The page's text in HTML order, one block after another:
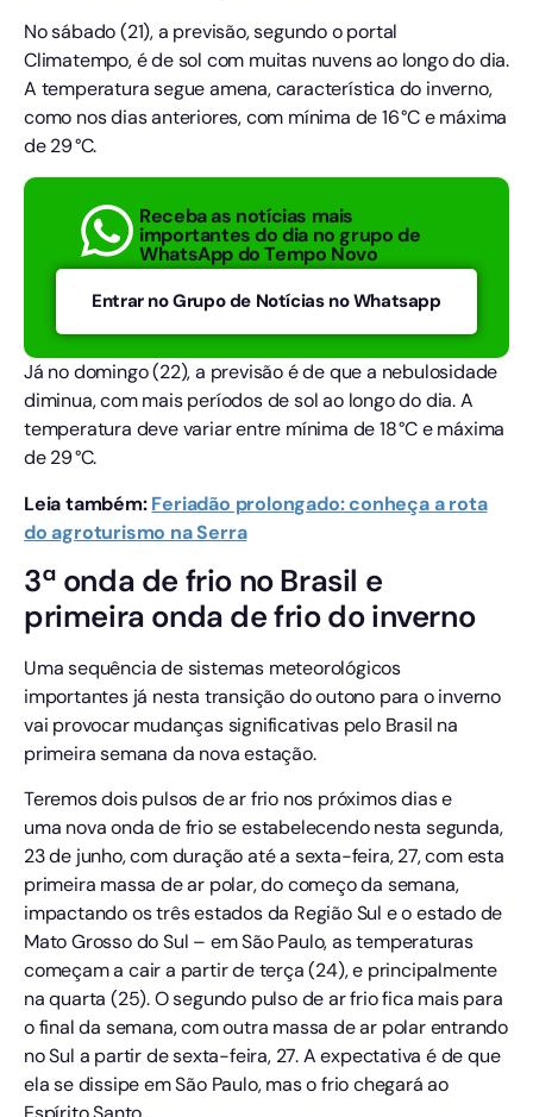
No sábado (21), a previsão, segundo o portal
Climatempo, é de sol com muitas nuvens ao longo do dia.
A temperatura segue amena, característica do inverno,
como nos dias anteriores, com mínima de 16 °C e máxima
de 29 °C.
Receba as notícias mais
importantes do dia no grupo de
WhatsApp do Tempo Novo
Entrar no Grupo de Notícias no Whatsapp
Já no domingo (22), a previsão é de que a nebulosidade
diminua, com mais períodos de sol ao longo do dia. A
temperatura deve variar entre mínima de 18 °C e máxima
de 29 °C.
Leia também:Feriadão prolongado: conheça a rota
do agroturismo na Serra
3ª onda de frio no Brasil e
primeira onda de frio do inverno
Uma sequência de sistemas meteorológicos
importantes já nesta transição do outono para o inverno
vai provocar mudanças significativas pelo Brasil na
primeira semana da nova estação.
Teremos dois pulsos de ar frio nos próximos dias e
uma nova onda de frio se estabelecendo nesta segunda,
23 de junho, com duração até a sexta-feira, 27, com esta
primeira massa de ar polar, do começo da semana,
impactando os três estados da Região Sul e o estado de
Mato Grosso do Sul – em São Paulo, as temperaturas
começam a cair a partir de terça (24), e principalmente
na quarta (25). O segundo pulso de ar frio fica mais para
o final da semana, com outra massa de ar polar entrando
no Sul a partir de sexta-feira, 27. A expectativa é de que
ela se dissipe em São Paulo, mas o frio chegará ao